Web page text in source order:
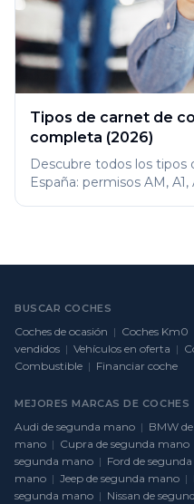
Tipos de carnet de
completa (2026)
Descubre todos los tipos
España: permisos AM,
BUSCAR COCHES
Coches de ocasión | Coches Km0
vendidos | Vehículos en oferta |
Combustible | Financiar coche
MEJORES MARCAS DE COCHES
Audi de segunda mano | BMW
mano | Cupra de segunda mano
segunda mano | Ford de
mano | Jeep de segunda mano |
segunda mano | Nissan de